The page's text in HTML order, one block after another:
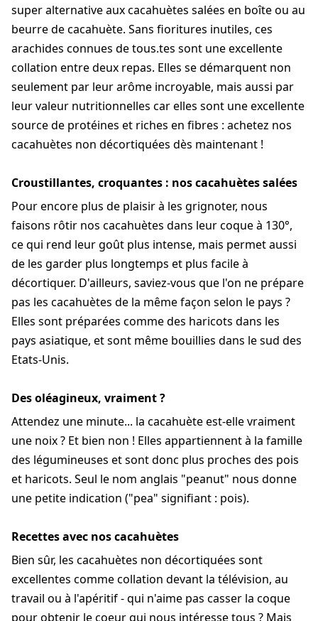
super alternative aux cacahuètes salées en boîte ou au
beurre de cacahuète. Sans fioritures inutiles, ces
arachides connues de tous.tes sont une excellente
collation entre deux repas. Elles se démarquent non
seulement par leur arôme incroyable, mais aussi par
leur valeur nutritionnelles car elles sont une excellente
source de protéines et riches en fibres : achetez nos
cacahuètes non décortiquées dès maintenant !
Croustillantes, croquantes : nos cacahuètes salées
Pour encore plus de plaisir à les grignoter, nous
faisons rôtir nos cacahuètes dans leur coque à 130°,
ce qui rend leur goût plus intense, mais permet aussi
de les garder plus longtemps et plus facile à
décortiquer. D'ailleurs, saviez-vous que l'on ne prépare
pas les cacahuètes de la même façon selon le pays ?
Elles sont préparées comme des haricots dans les
pays asiatique, et sont même bouillies dans le sud des
Etats-Unis.
Des oléagineux, vraiment ?
Attendez une minute... la cacahuète est-elle vraiment
une noix ? Et bien non ! Elles appartiennent à la famille
des légumineuses et sont donc plus proches des pois
et haricots. Seul le nom anglais "peanut" nous donne
une petite indication ("pea" signifiant : pois).
Recettes avec nos cacahuètes
Bien sûr, les cacahuètes non décortiquées sont
excellentes comme collation devant la télévision, au
travail ou à l'apéritif - qui n'aime pas casser la coque
pour obtenir le coeur qui nous intéresse tous ? Mais